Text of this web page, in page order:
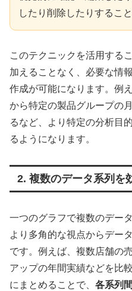
したり削除したりするこ
このテクニックを活用する
加えることなく、必要な情
作成が可能になります。例
から特定の製品グループの
るなど、より特定の分析目
るようになります。
2. 複数のデータ系列を
一つのグラフで複数のデー
より多角的な視点からデー
です。例えば、複数店舗の
アップの年間実績などを比
にまとめることで、 各系列